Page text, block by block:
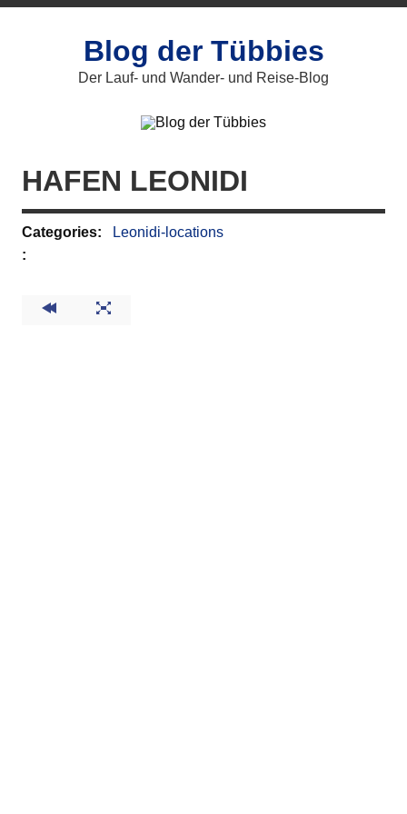
Zum
Blog der Tübbies
Der Lauf- und Wander- und Reise-Blog
HAFEN LEONIDI
Categories:
Leonidi-locations
: